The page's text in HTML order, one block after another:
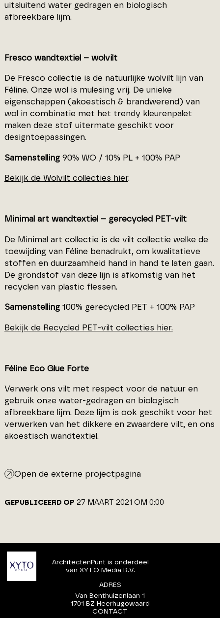
uitsluitend water gedragen en biologisch
afbreekbare lijm.
Fresco wandtextiel – wolvilt
De Fresco collectie is de natuurlijke wolvilt lijn van
Féline. Onze wol is mulesing vrij. De unieke
eigenschappen (akoestisch & brandwerend) van
wol in combinatie met het trendy kleurenpalet
maken deze stof uitermate geschikt voor
designtoepassingen.
Samenstelling90% WO / 10% PL + 100% PAP
Bekijk de Wolvilt collecties hier.
Minimal art wandtextiel – gerecycled PET-vilt
De Minimal art collectie is de vilt collectie welke de
toewijding van Féline benadrukt, om kwalitatieve
stoffen en duurzaamheid hand in hand te laten gaan.
De grondstof van deze lijn is afkomstig van het
recyclen van plastic flessen.
Samenstelling100% gerecycled PET + 100% PAP
Bekijk de Recycled PET-vilt collecties hier.
Féline Eco Glue Forte
Verwerk ons vilt met respect voor de natuur en
gebruik onze water-gedragen en biologisch
afbreekbare lijm. Deze lijm is ook geschikt voor het
verwerken van het dikkere en zwaardere vilt, en ons
akoestisch wandtextiel.
Open de externe projectpagina
GEPUBLICEERD OP 27 MAART 2021 OM 0:00
ArchitectenPunt is onderdeel
van XYTO Media B.V.
ADRES
Van Benthuizenlaan 1
1701 BZ Heerhugowaard
CONTACT